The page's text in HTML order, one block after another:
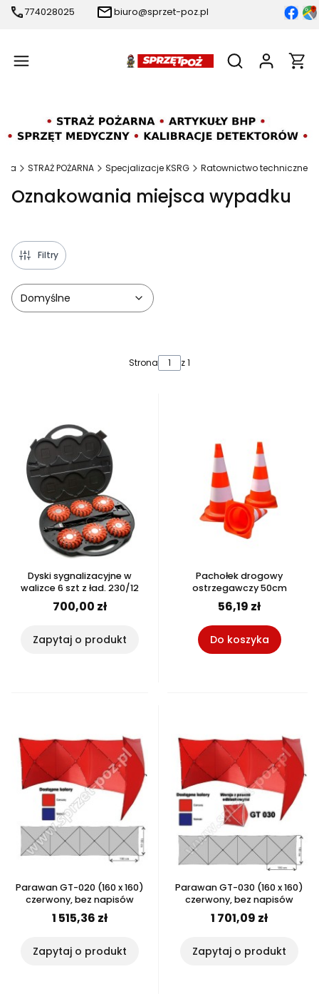
774028025 biuro@sprzet-poz.pl
Otwórz
STRAŻ POŻARNA Specjalizacje KSRG Ratownictwo techniczne
Oznakowania miejsca wypadku
Filtry
Domyślne
Strona z 1
Dyski sygnalizacyjne w
walizce 6 szt z ład. 230/12
700,00 zł
Zapytaj o produkt
Pachołek drogowy
ostrzegawczy 50cm
56,19 zł
Do koszyka
Parawan GT-020 (160 x 160)
czerwony, bez napisów
1 515,36 zł
Zapytaj o produkt
Parawan GT-030 (160 x 160)
czerwony, bez napisów
1 701,09 zł
Zapytaj o produkt